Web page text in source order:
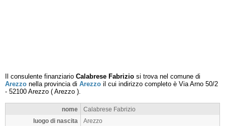
Il consulente finanziario Calabrese Fabrizio si trova nel comune di
Arezzo nella provincia di Arezzo il cui indirizzo completo è Via Arno 50/2
- 52100 Arezzo ( Arezzo ).
nome
Calabrese Fabrizio
luogo di nascita
Arezzo